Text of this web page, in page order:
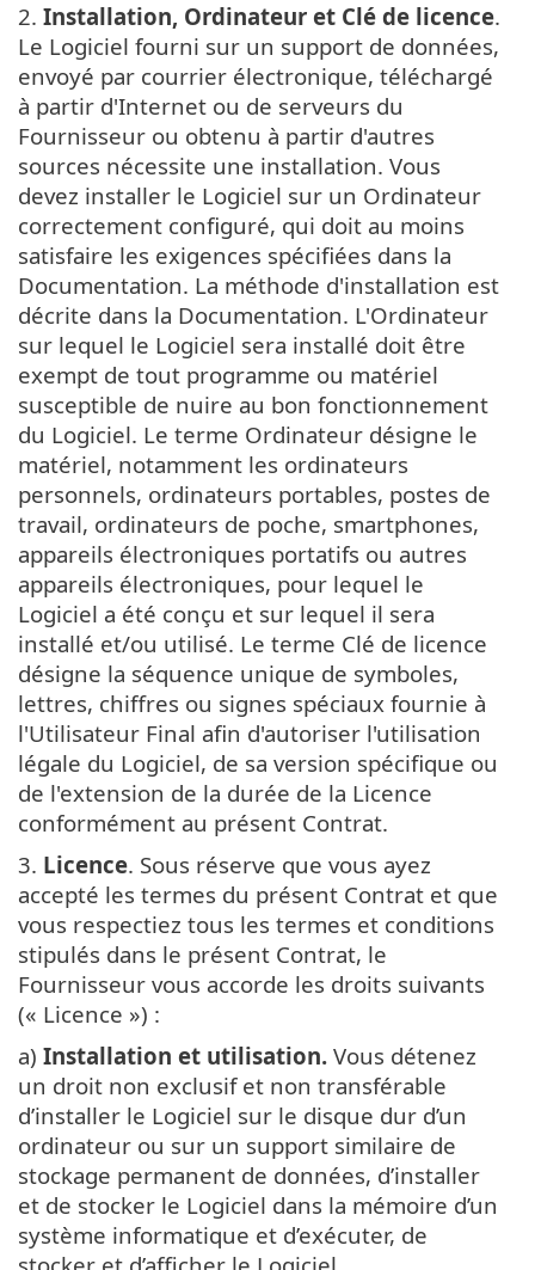
2. Installation, Ordinateur et Clé de licence.
Le Logiciel fourni sur un support de données,
envoyé par courrier électronique, téléchargé
à partir d'Internet ou de serveurs du
Fournisseur ou obtenu à partir d'autres
sources nécessite une installation. Vous
devez installer le Logiciel sur un Ordinateur
correctement configuré, qui doit au moins
satisfaire les exigences spécifiées dans la
Documentation. La méthode d'installation est
décrite dans la Documentation. L'Ordinateur
sur lequel le Logiciel sera installé doit être
exempt de tout programme ou matériel
susceptible de nuire au bon fonctionnement
du Logiciel. Le terme Ordinateur désigne le
matériel, notamment les ordinateurs
personnels, ordinateurs portables, postes de
travail, ordinateurs de poche, smartphones,
appareils électroniques portatifs ou autres
appareils électroniques, pour lequel le
Logiciel a été conçu et sur lequel il sera
installé et/ou utilisé. Le terme Clé de licence
désigne la séquence unique de symboles,
lettres, chiffres ou signes spéciaux fournie à
l'Utilisateur Final afin d'autoriser l'utilisation
légale du Logiciel, de sa version spécifique ou
de l'extension de la durée de la Licence
conformément au présent Contrat.
3. Licence. Sous réserve que vous ayez
accepté les termes du présent Contrat et que
vous respectiez tous les termes et conditions
stipulés dans le présent Contrat, le
Fournisseur vous accorde les droits suivants
(« Licence ») :
a) Installation et utilisation. Vous détenez
un droit non exclusif et non transférable
d’installer le Logiciel sur le disque dur d’un
ordinateur ou sur un support similaire de
stockage permanent de données, d’installer
et de stocker le Logiciel dans la mémoire d’un
système informatique et d’exécuter, de